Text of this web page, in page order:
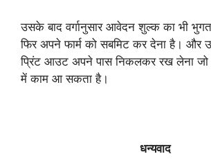
उसके बाद वर्गानुसार आवेदन शुल्क का भी
फिर अपने फार्म को सबमिट कर देना है। और
प्रिंट आउट अपने पास निकलकर रख लेना
में काम आ सकता है।
धन्यवाद